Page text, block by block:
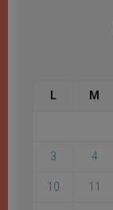
L M
3 4
10 11